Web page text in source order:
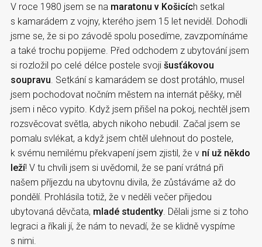
V roce 1980 jsem se na maratonu v Košicích setkal
s kamarádem z vojny, kterého jsem 15 let neviděl. Dohodli
jsme se, že si po závodě spolu posedíme, zavzpomínáme
a také trochu popijeme. Před odchodem z ubytování jsem
si rozložil po celé délce postele svoji šusťákovou
soupravu . Setkání s kamarádem se dost protáhlo, musel
jsem pochodovat nočním městem na internát pěšky, měl
jsem i něco vypito. Když jsem přišel na pokoj, nechtěl jsem
rozsvěcovat světla, abych nikoho nebudil. Začal jsem se
pomalu svlékat, a když jsem chtěl ulehnout do postele,
k svému nemilému překvapení jsem zjistil, že v ní už někdo
leží! V tu chvíli jsem si uvědomil, že se paní vrátná při
našem příjezdu na ubytovnu divila, že zůstáváme až do
pondělí. Prohlásila totiž, že v neděli večer přijedou
ubytovaná děvčata, mladé studentky . Dělali jsme si z toho
legraci a říkali jí, že nám to nevadí, že se klidně vyspíme
s nimi.